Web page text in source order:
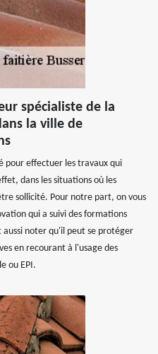
spécialiste de la
la ville de
pour effectuer les travaux qui
dans les situations où les
sollicité. Pour notre part, on vous
qui a suivi des formations
noter qu'il peut se protéger
en recourant à l'usage des
ou EPI.